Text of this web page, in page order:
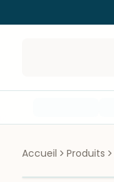
Accueil Produits